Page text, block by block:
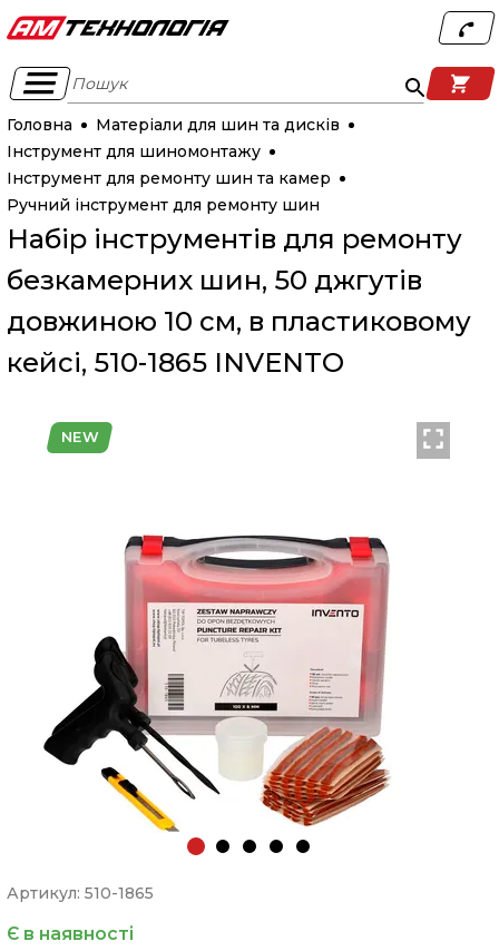
Пошук
Головна
Матеріали для шин та дисків
Інструмент для шиномонтажу
Інструмент для ремонту шин та камер
Ручний інструмент для ремонту шин
Набір інструментів для ремонту
безкамерних шин, 50 джгутів
довжиною 10 см, в пластиковому
кейсі, 510-1865 INVENTO
NEW
Артикул: 510-1865
Є в наявності